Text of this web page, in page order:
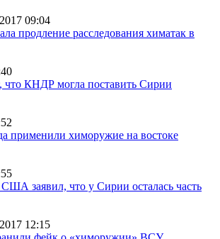
09:04
продление расследования химатак в
КНДР могла поставить Сирии
применили химоружие на востоке
заявил, что у Сирии осталась часть
12:15